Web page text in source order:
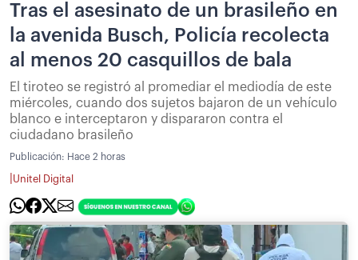
Tras el asesinato de un brasileño en
la avenida Busch, Policía recolecta
al menos 20 casquillos de bala
El tiroteo se registró al promediar el mediodía de este
miércoles, cuando dos sujetos bajaron de un vehículo
blanco e interceptaron y dispararon contra el
ciudadano brasileño
Publicación: Hace 2 horas
Unitel Digital